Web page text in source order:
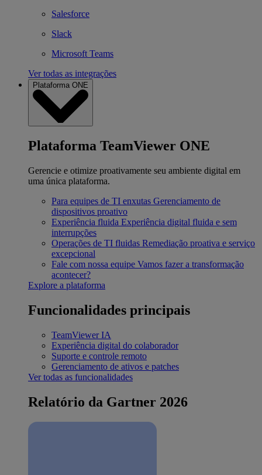
Salesforce
Slack
Microsoft Teams
Ver todas as integrações
Plataforma ONE
Plataforma TeamViewer ONE
Gerencie e otimize proativamente seu ambiente digital em
uma única plataforma.
Para equipes de TI enxutas Gerenciamento de
dispositivos proativo
Experiência fluida Experiência digital fluida e sem
interrupções
Operações de TI fluidas Remediação proativa e serviço
excepcional
Fale com nossa equipe Vamos fazer a transformação
acontecer?
Explore a plataforma
Funcionalidades principais
TeamViewer IA
Experiência digital do colaborador
Suporte e controle remoto
Gerenciamento de ativos e patches
Ver todas as funcionalidades
Relatório da Gartner 2026